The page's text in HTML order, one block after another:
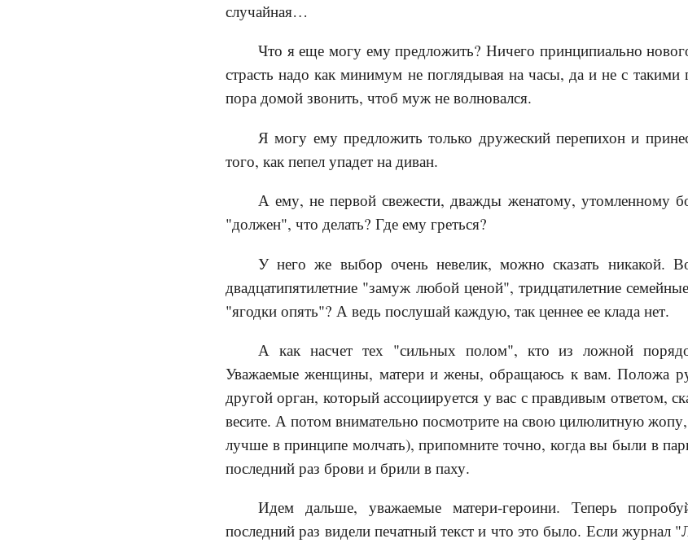
случайная…
Что я еще могу ему предложить? Ничего принципиально
страсть надо как минимум не поглядывая на часы, да и не с такими
пора домой звонить, чтоб муж не волновался.
Я могу ему предложить только дружеский перепихон и
того, как пепел упадет на диван.
А ему, не первой свежести, дважды женатому, утомленному
"должен", что делать? Где ему греться?
У него же выбор очень невелик, можно сказать никакой.
двадцатипятилетние "замуж любой ценой", тридцатилетние
"ягодки опять"? А ведь послушай каждую, так ценнее ее клада нет.
А как насчет тех "сильных полом", кто из ложной
Уважаемые женщины, матери и жены, обращаюсь к вам. Положа
другой орган, который ассоциируется у вас с правдивым ответом,
весите. А потом внимательно посмотрите на свою цилюлитную
лучше в принципе молчать), припомните точно, когда вы были в
последний раз брови и брили в паху.
Идем дальше, уважаемые матери-героини. Теперь
последний раз видели печатный текст и что это было. Если журнал